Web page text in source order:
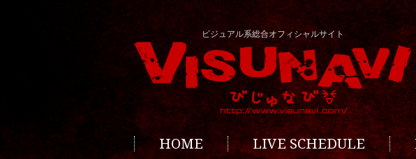
ビジュアル系総合オフィシャルサイト
HOME LIVE SCHEDULE